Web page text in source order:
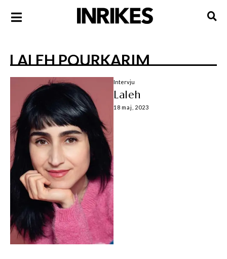
LALEH POURKARIM
Intervju
Laleh
18 maj, 2023